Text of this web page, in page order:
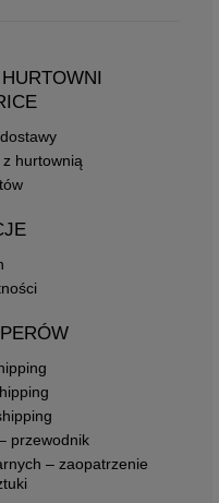
z hurtownią
przewodnik
– zaopatrzenie